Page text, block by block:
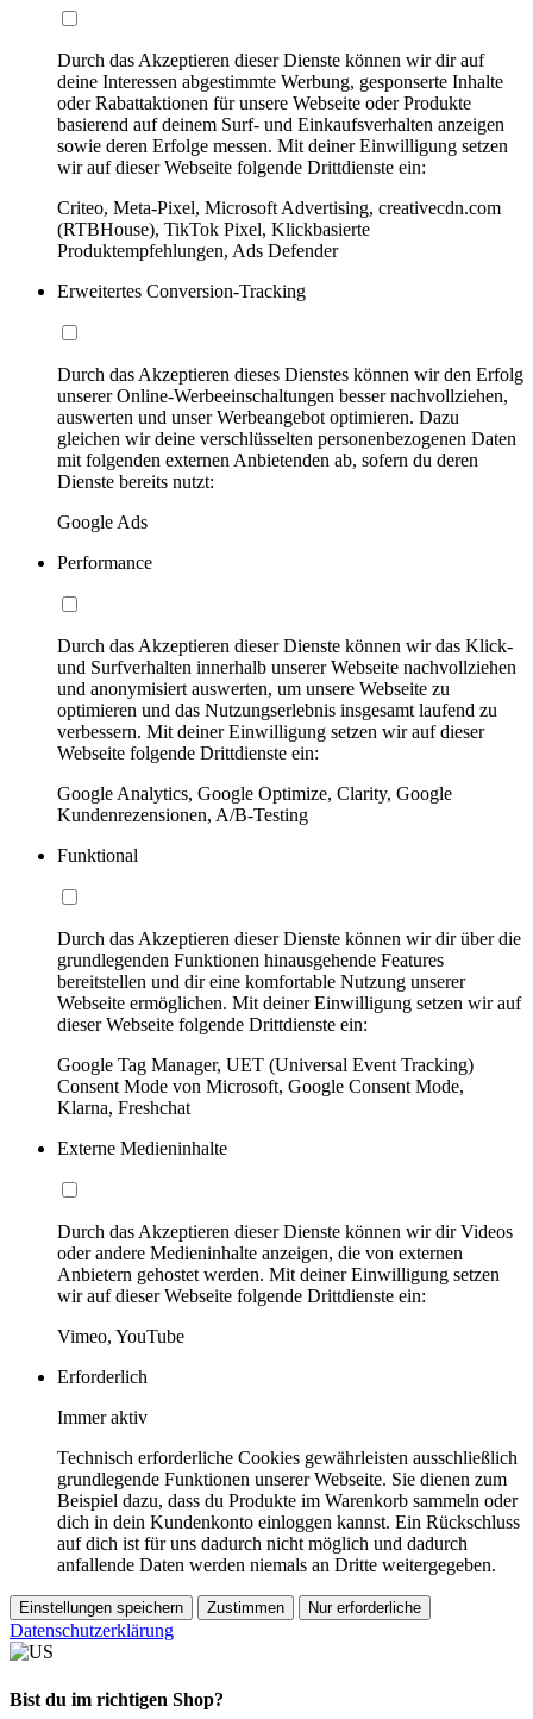
Durch das Akzeptieren dieser Dienste können wir dir auf
deine Interessen abgestimmte Werbung, gesponserte Inhalte
oder Rabattaktionen für unsere Webseite oder Produkte
basierend auf deinem Surf- und Einkaufsverhalten anzeigen
sowie deren Erfolge messen. Mit deiner Einwilligung setzen
wir auf dieser Webseite folgende Drittdienste ein:
Criteo, Meta-Pixel, Microsoft Advertising, creativecdn.com
(RTBHouse), TikTok Pixel, Klickbasierte
Produktempfehlungen, Ads Defender
Erweitertes Conversion-Tracking
Durch das Akzeptieren dieses Dienstes können wir den Erfolg
unserer Online-Werbeeinschaltungen besser nachvollziehen,
auswerten und unser Werbeangebot optimieren. Dazu
gleichen wir deine verschlüsselten personenbezogenen Daten
mit folgenden externen Anbietenden ab, sofern du deren
Dienste bereits nutzt:
Google Ads
Performance
Durch das Akzeptieren dieser Dienste können wir das Klick-
und Surfverhalten innerhalb unserer Webseite nachvollziehen
und anonymisiert auswerten, um unsere Webseite zu
optimieren und das Nutzungserlebnis insgesamt laufend zu
verbessern. Mit deiner Einwilligung setzen wir auf dieser
Webseite folgende Drittdienste ein:
Google Analytics, Google Optimize, Clarity, Google
Kundenrezensionen, A/B-Testing
Funktional
Durch das Akzeptieren dieser Dienste können wir dir über die
grundlegenden Funktionen hinausgehende Features
bereitstellen und dir eine komfortable Nutzung unserer
Webseite ermöglichen. Mit deiner Einwilligung setzen wir auf
dieser Webseite folgende Drittdienste ein:
Google Tag Manager, UET (Universal Event Tracking)
Consent Mode von Microsoft, Google Consent Mode,
Klarna, Freshchat
Externe Medieninhalte
Durch das Akzeptieren dieser Dienste können wir dir Videos
oder andere Medieninhalte anzeigen, die von externen
Anbietern gehostet werden. Mit deiner Einwilligung setzen
wir auf dieser Webseite folgende Drittdienste ein:
Vimeo, YouTube
Erforderlich
Immer aktiv
Technisch erforderliche Cookies gewährleisten ausschließlich
grundlegende Funktionen unserer Webseite. Sie dienen zum
Beispiel dazu, dass du Produkte im Warenkorb sammeln oder
dich in dein Kundenkonto einloggen kannst. Ein Rückschluss
auf dich ist für uns dadurch nicht möglich und dadurch
anfallende Daten werden niemals an Dritte weitergegeben.
Einstellungen speichern Zustimmen Nur erforderliche
Datenschutzerklärung
Bist du im richtigen Shop?